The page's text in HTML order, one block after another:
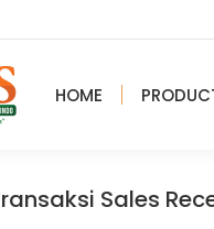
HOME
Sales